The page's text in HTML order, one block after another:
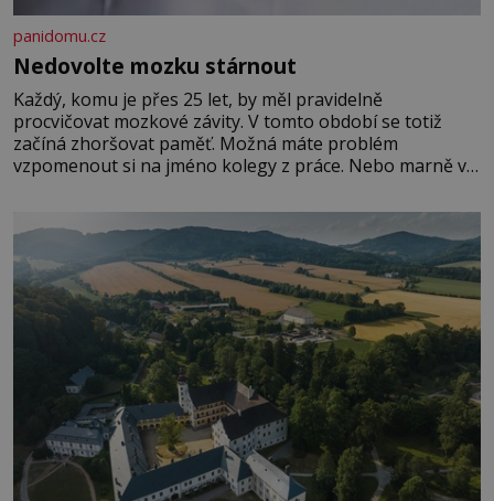
panidomu.cz
Nedovolte mozku stárnout
Každý, komu je přes 25 let, by měl pravidelně
procvičovat mozkové závity. V tomto období se totiž
začíná zhoršovat paměť. Možná máte problém
vzpomenout si na jméno kolegy z práce. Nebo marně v
Je to opravdu tak, s věkem jako kdyby se paměť
rozhodla stávkovat. Cvičte